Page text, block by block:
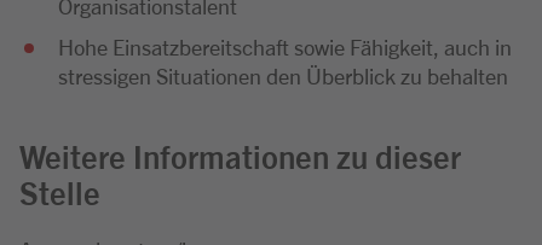
Hohe Einsatzbereitschaft sowie Fähigkeit, auch in
stressigen Situationen den Überblick zu behalten
Weitere Informationen zu dieser
Stelle